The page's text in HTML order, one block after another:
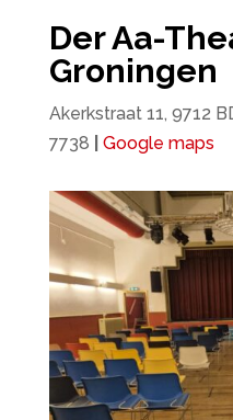
Der Aa-
Groningen
Akerkstraat 11, 9712
7738
Google maps